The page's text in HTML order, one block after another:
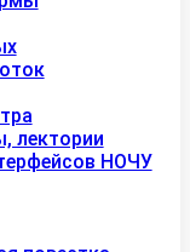
лектории
НОЧУ